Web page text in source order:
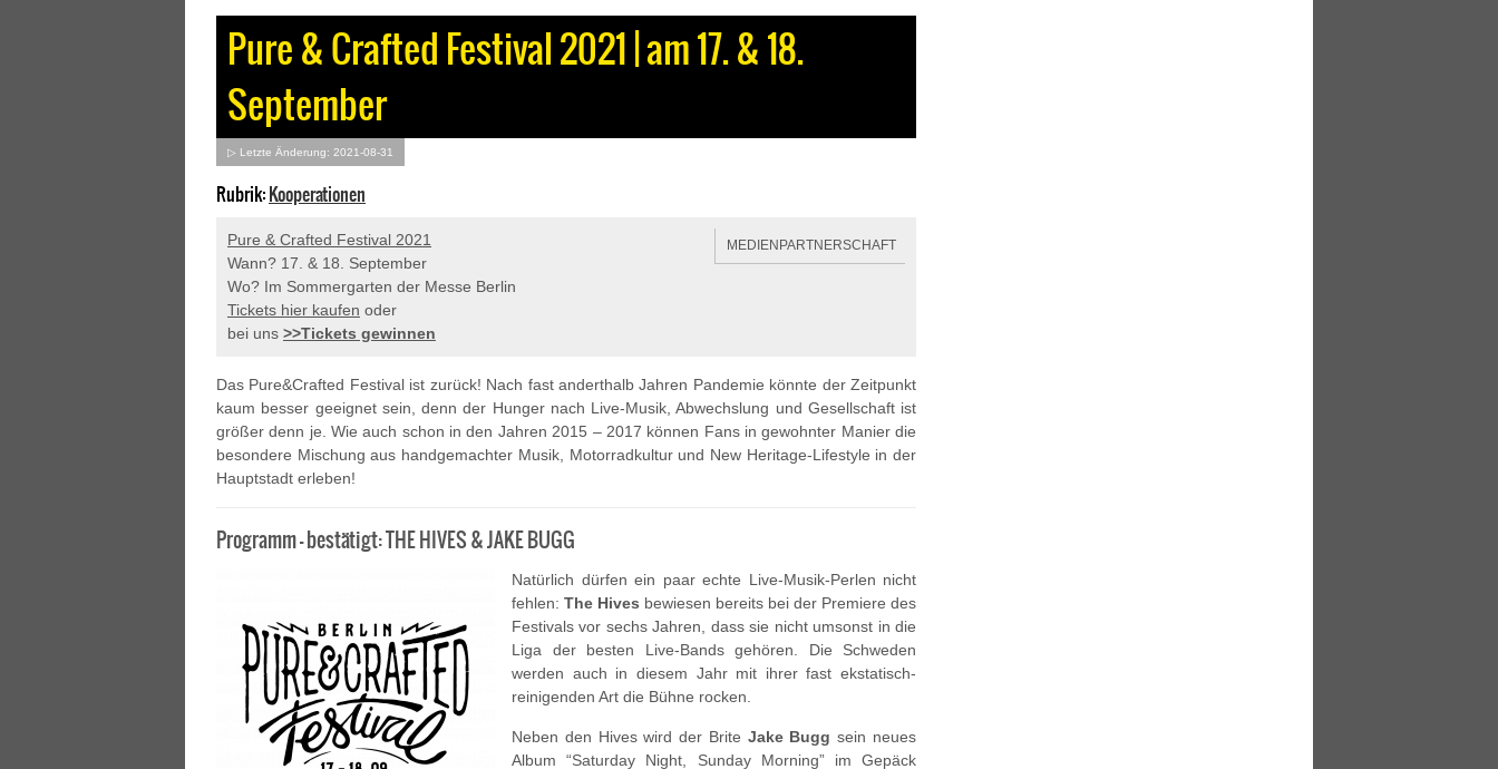
Pure & Crafted Festival 2021 | am 17. & 18.
September
▷ Letzte Änderung: 2021-08-31
Rubrik:Kooperationen
MEDIENPARTNERSCHAFT
Pure & Crafted Festival 2021
Wann? 17. & 18. September
Wo? Im Sommergarten der Messe Berlin
Tickets hier kaufen oder
bei uns >>Tickets gewinnen
Das Pure&Crafted Festival ist zurück! Nach fast anderthalb Jahren Pandemie könnte der Zeitpunkt
kaum besser geeignet sein, denn der Hunger nach Live-Musik, Abwechslung und Gesellschaft ist
größer denn je. Wie auch schon in den Jahren 2015 – 2017 können Fans in gewohnter Manier die
besondere Mischung aus handgemachter Musik, Motorradkultur und New Heritage-Lifestyle in der
Hauptstadt erleben!
Programm – bestätigt: THE HIVES & JAKE BUGG
Natürlich dürfen ein paar echte Live-Musik-Perlen nicht
fehlen: The Hives bewiesen bereits bei der Premiere des
Festivals vor sechs Jahren, dass sie nicht umsonst in die
Liga der besten Live-Bands gehören. Die Schweden
werden auch in diesem Jahr mit ihrer fast ekstatisch-
reinigenden Art die Bühne rocken.
Neben den Hives wird der Brite Jake Bugg sein neues
Album “Saturday Night, Sunday Morning” im Gepäck